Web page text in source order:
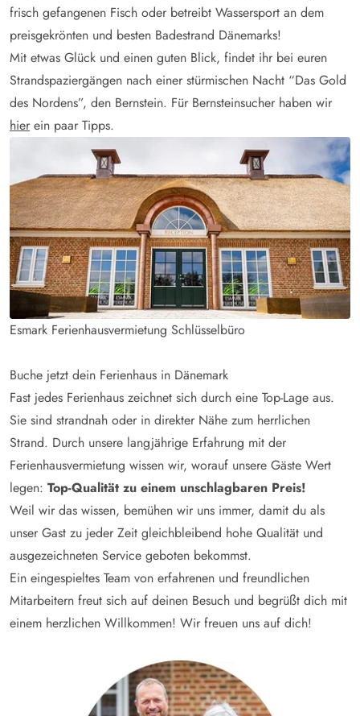
frisch gefangenen Fisch oder betreibt Wassersport an dem
preisgekrönten und besten Badestrand Dänemarks!
Mit etwas Glück und einen guten Blick, findet ihr bei euren
Strandspaziergängen nach einer stürmischen Nacht “Das Gold
des Nordens”, den Bernstein. Für Bernsteinsucher haben wir
hier ein paar Tipps.
Esmark Ferienhausvermietung Schlüsselbüro
Buche jetzt dein Ferienhaus in Dänemark
Fast jedes Ferienhaus zeichnet sich durch eine Top-Lage aus.
Sie sind strandnah oder in direkter Nähe zum herrlichen
Strand. Durch unsere langjährige Erfahrung mit der
Ferienhausvermietung wissen wir, worauf unsere Gäste Wert
legen: Top-Qualität zu einem unschlagbaren Preis!
Weil wir das wissen, bemühen wir uns immer, damit du als
unser Gast zu jeder Zeit gleichbleibend hohe Qualität und
ausgezeichneten Service geboten bekommst.
Ein eingespieltes Team von erfahrenen und freundlichen
Mitarbeitern freut sich auf deinen Besuch und begrüßt dich mit
einem herzlichen Willkommen! Wir freuen uns auf dich!